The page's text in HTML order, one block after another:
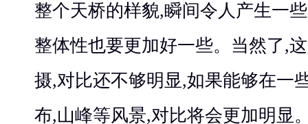
整个天桥的样貌,瞬间令人产生一
整体性也要更加好一些。当然了,
摄,对比还不够明显,如果能够在一
布,山峰等风景,对比将会更加明显